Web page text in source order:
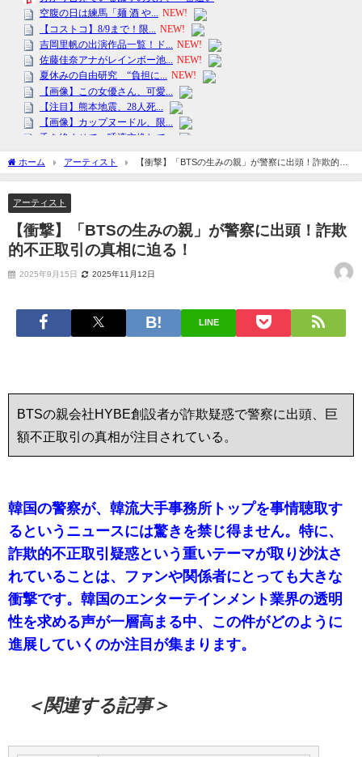
ホーム アーティスト
【衝撃】「BTSの生みの親」が警察に出頭！詐欺的不
正取引の真相に迫る！
アーティスト
【衝撃】「BTSの生みの親」が警察に出頭！詐欺
的不正取引の真相に迫る！
2025年9月15日 2025年11月12日
LINE
BTSの親会社HYBE創設者が詐欺疑惑で警察に出頭、巨
額不正取引の真相が注目されている。
韓国の警察が、韓流大手事務所トップを事情聴取す
るというニュースには驚きを禁じ得ません。特に、
詐欺的不正取引疑惑という重いテーマが取り沙汰さ
れていることは、ファンや関係者にとっても大きな
衝撃です。韓国のエンターテインメント業界の透明
性を求める声が一層高まる中、この件がどのように
進展していくのか注目が集まります。
＜関連する記事＞